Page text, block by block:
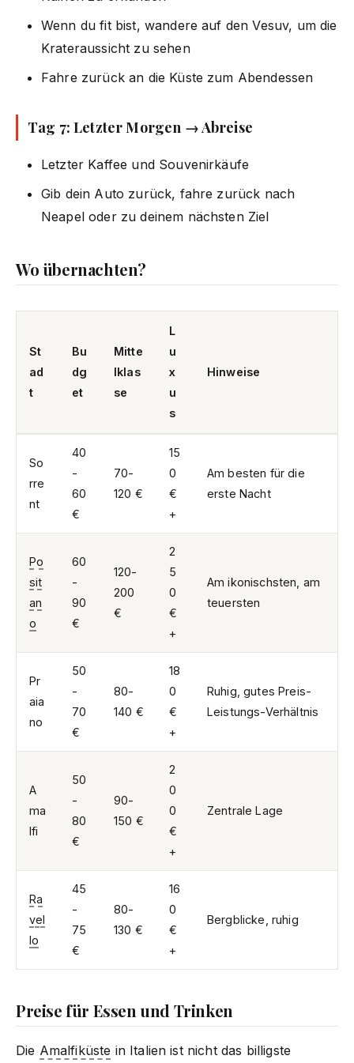
Wenn du fit bist, wandere auf den Vesuv, um die
Krateraussicht zu sehen
Fahre zurück an die Küste zum Abendessen
Tag 7: Letzter Morgen → Abreise
Letzter Kaffee und Souvenirkäufe
Gib dein Auto zurück, fahre zurück nach
Neapel oder zu deinem nächsten Ziel
Wo übernachten?
St
ad
t
Bu
dg
et
Mitte
lklas
se
L
u
x
u
s
Hinweise
So
rre
nt
40
-
60
€
70-
120 €
15
0
€
+
Am besten für die
erste Nacht
Po
sit
an
o
60
-
90
€
120-
200
€
2
5
0
€
+
Am ikonischsten, am
teuersten
Pr
aia
no
50
-
70
€
80-
140 €
18
0
€
+
Ruhig, gutes Preis-
Leistungs-Verhältnis
A
ma
lfi
50
-
80
€
90-
150 €
2
0
0
€
+
Zentrale Lage
Ra
vel
lo
45
-
75
€
80-
130 €
16
0
€
+
Bergblicke, ruhig
Preise für Essen und Trinken
Die Amalfiküste in Italien ist nicht das billigste